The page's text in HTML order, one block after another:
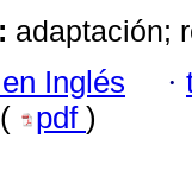
adaptación;
Inglés ·
pdf )